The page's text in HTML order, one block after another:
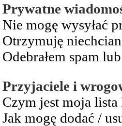
Prywatne
Nie mogę wysyłać
Otrzymuję
Odebrałem spam
Przyjaciele i
Czym jest moja
Jak mogę dodać /